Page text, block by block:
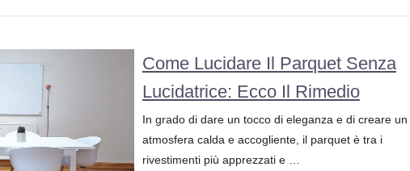
Come Lucidare Il Parquet Senza
Lucidatrice: Ecco Il Rimedio
In grado di dare un tocco di eleganza e di creare un
atmosfera calda e accogliente, il parquet è tra i
rivestimenti più apprezzati e …